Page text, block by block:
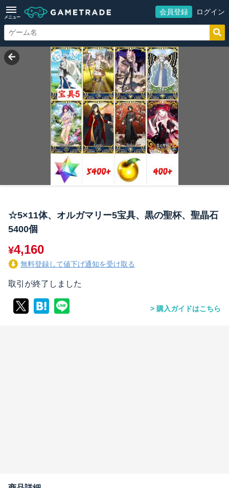
メニュー
会員登録 ログイン
☆5×11体、オルガマリー5宝具、黒の聖杯、聖晶石
5400個
¥4,160
無料登録して値下げ通知を受け取る
取引が終了しました
購入ガイドはこちら